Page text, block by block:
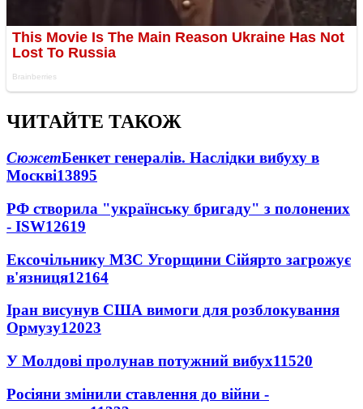
ЧИТАЙТЕ ТАКОЖ
СюжетБенкет генералів. Наслідки вибуху в
Москві13895
РФ створила "українську бригаду" з полонених
- ISW12619
Ексочільнику МЗС Угорщини Сійярто загрожує
в'язниця12164
Іран висунув США вимоги для розблокування
Ормузу12023
У Молдові пролунав потужний вибух11520
Росіяни змінили ставлення до війни -